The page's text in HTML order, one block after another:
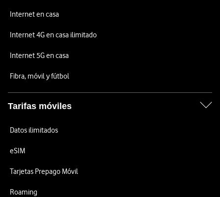
Internet en casa
Internet 4G en casa ilimitado
Internet 5G en casa
Fibra, móvil y fútbol
Tarifas móviles
Datos ilimitados
eSIM
Tarjetas Prepago Móvil
Roaming